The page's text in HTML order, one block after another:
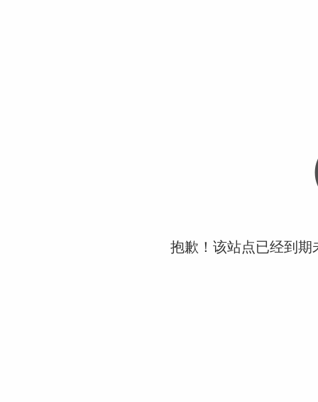
抱歉！该站点已经到